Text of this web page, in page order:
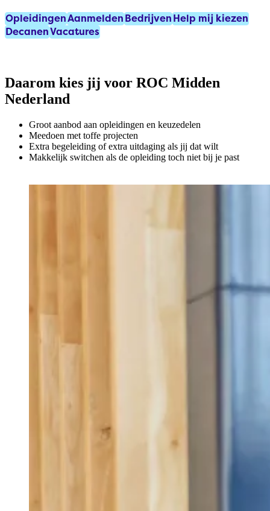
OpleidingenAanmeldenBedrijvenHelp mij kiezen
DecanenVacatures
Daarom kies jij voor ROC Midden
Nederland
Groot aanbod aan opleidingen en keuzedelen
Meedoen met toffe projecten
Extra begeleiding of extra uitdaging als jij dat wilt
Makkelijk switchen als de opleiding toch niet bij je past